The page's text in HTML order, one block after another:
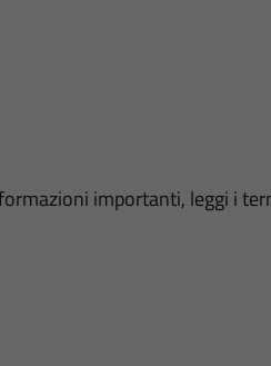
importanti, leggi i